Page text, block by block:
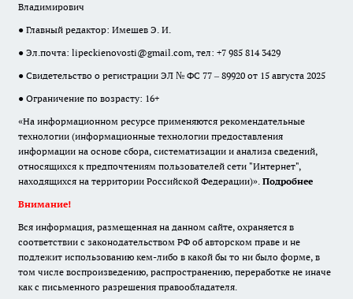
Владимирович
● Главный редактор: Имешев Э. И.
● Эл.почта: lipeckienovosti@gmail.com, тел: +7 985 814 3429
● Свидетельство о регистрации ЭЛ № ФС 77 – 89920 от 15 августа 2025
● Ограничение по возрасту: 16+
«На информационном ресурсе применяются рекомендательные
технологии (информационные технологии предоставления
информации на основе сбора, систематизации и анализа сведений,
относящихся к предпочтениям пользователей сети "Интернет",
находящихся на территории Российской Федерации)». Подробнее
Внимание!
Вся информация, размещенная на данном сайте, охраняется в
соответствии с законодательством РФ об авторском праве и не
подлежит использованию кем-либо в какой бы то ни было форме, в
том числе воспроизведению, распространению, переработке не иначе
как с письменного разрешения правообладателя.